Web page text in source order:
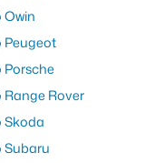
Peugeot
Rover
Skoda
Subaru